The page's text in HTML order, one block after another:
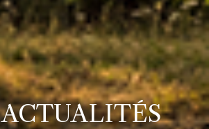
ACTUALITÉS